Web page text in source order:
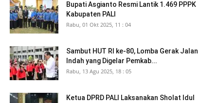
Bupati Asgianto Resmi Lantik 1.469 PPPK
Kabupaten PALI
Rabu, 01 Okt 2025, 11 : 04
Sambut HUT RI ke-80, Lomba Gerak Jalan
Indah yang Digelar Pemkab...
Rabu, 13 Agu 2025, 18 : 05
Ketua DPRD PALI Laksanakan Sholat Idul